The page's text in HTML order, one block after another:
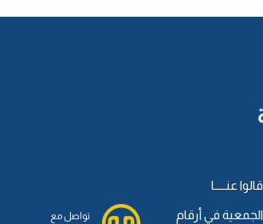
قالوا عنـــــا
الجمعية في أرقام تواصل مع